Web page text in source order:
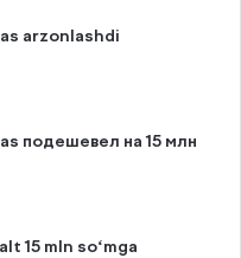
arzonlashdi
подешевел на 15 млн
15 mln so‘mga